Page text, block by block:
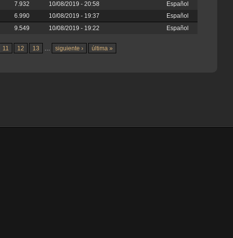
7.932 10/08/2019 - 20:58
Español
6.990 10/08/2019 - 19:37
Español
9.549 10/08/2019 - 19:22 Español
11 12 13 … siguiente › última »